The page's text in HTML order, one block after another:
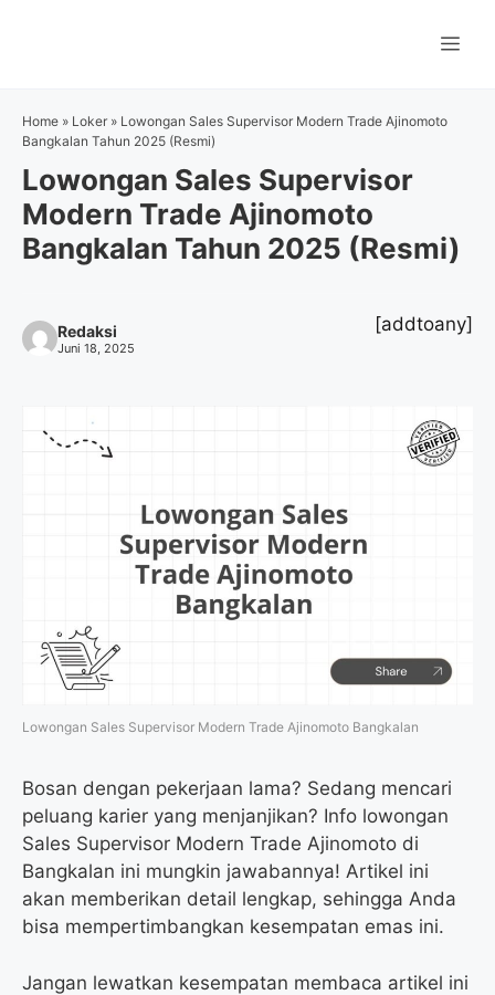
Home » Loker » Lowongan Sales Supervisor Modern Trade Ajinomoto
Bangkalan Tahun 2025 (Resmi)
Lowongan Sales Supervisor
Modern Trade Ajinomoto
Bangkalan Tahun 2025 (Resmi)
Redaksi
Juni 18, 2025
[addtoany]
Lowongan Sales Supervisor Modern Trade Ajinomoto Bangkalan
Bosan dengan pekerjaan lama? Sedang mencari
peluang karier yang menjanjikan? Info lowongan
Sales Supervisor Modern Trade Ajinomoto di
Bangkalan ini mungkin jawabannya! Artikel ini
akan memberikan detail lengkap, sehingga Anda
bisa mempertimbangkan kesempatan emas ini.
Jangan lewatkan kesempatan membaca artikel ini